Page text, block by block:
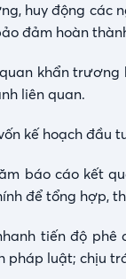
huy động các
đảm hoàn
khẩn
liên quan.
kế hoạch đầu
báo cáo kết
để tổng hợp,
tiến độ
pháp luật; chịu